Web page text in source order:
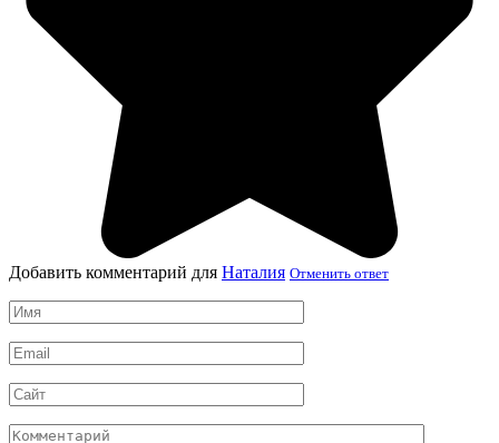
Добавить комментарий для Наталия Отменить ответ
Имя
*
Email
*
Сайт
Комментарий